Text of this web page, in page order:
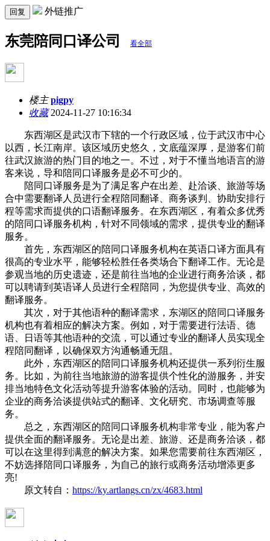
回复 外链推广
东莞陪同口译公司 看全部
楼主 pigpy
收藏2024-11-27 10:16:34
东西湖区是武汉市下辖的一个行政区域，位于武汉市中心
以西，长江南岸。该区域历史悠久，文底蕴深厚，是游客们前
往武汉旅游的热门目的地之一。不过，对于不懂当地语言的游
客来说，导和陪同口译服务是必不可少的。
陪同口译服务是为了满足客户在出差、赴洽谈、旅游等场
合中需要翻译人员进行全程陪同翻译、商务谈判、协助安排行
程等需求而提供的口语翻译服务。在东西湖区，有着众多优秀
的陪同口译服务机构，针对不同领域的需求，提供专业的翻译
服务。
首先，东西湖区的陪同口译服务机构在英语口译方面具有
很高的专业水平，能够轻松胜任各类场合下翻译工作。无论是
参观当地的历史遗迹，还是前往当地的企业进行商务洽谈，都
可以聘请到英语译人员进行全程陪同，为您提供专业、高效的
翻译服务。
其次，对于其他语种的翻译需求，东湖区的陪同口译服务
机构也有着相应的解决方案。例如，对于需要进行法语、德
语、日语等其他语种的交流，可以通过专业的翻译人员实现全
程陪同翻译，以确保双方沟通畅通无阻。
此外，东西湖区的陪同口译服务机构还提供一系列衍生服
务。比如，为前往当地旅游的游客提供个性化的游服务，并安
排当地特色文化活动等提升游客体验的活动。同时，也能够为
企业的商务洽谈提供站式的翻译、文化研究、市场调查等服
务。
总之，东西湖区的陪同口译服务机构非常专业，能为客户
提供全面的翻译服务。无论是出差、旅游、还是商务洽谈，都
可以在这里得到满意的解决方案。如果您需要前往东西湖区，
不妨选择陪同口译服务，为自己的旅行或商务活动增添更多
亮!
原文转自： https://ky.artlangs.cn/zx/4683.html